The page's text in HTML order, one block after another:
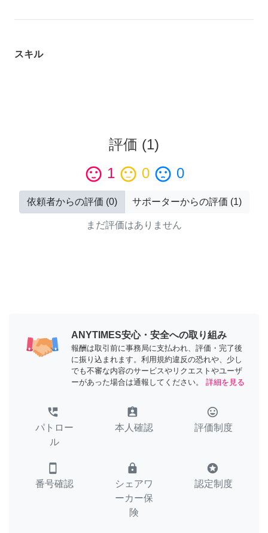
スキル
評価 (1)
sentiment_satisfied 1 sentiment_neutral 0 sentiment_dissatisfied 0
依頼者からの評価 (0) サポーターからの評価 (1)
まだ評価はありません
ANYTIMES安心・安全への取り組み
報酬は取引前に事務局に支払われ、評価・完了後
に振り込まれます。利用規約違反の恐れや、少し
でも不審な内容のサービスやリクエストやユーザ
ーがあった場合は通報してください。
詳細を見る
perm_phone_msg
パトロー
ル
assignment_ind
本人確認
tag_faces
評価制度
smartphone
番号確認
lock
シェアワ
ーカー保
険
stars
認定制度